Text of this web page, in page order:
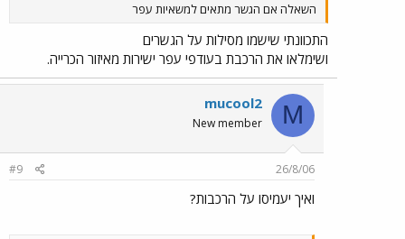
השאלה אם הגשר מתאים למשאיות עפר
התכוונתי שישמו מסילות על הגשרים
ושימלאו את הרכבת בעודפי עפר ישירות מאיזור הכרייה.
M
mucool2
New member
26/8/06
#9
ואיך יעמיסו על הרכבות?